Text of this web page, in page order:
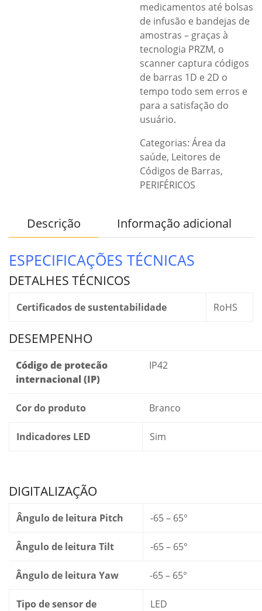
medicamentos até bolsas
de infusão e bandejas de
amostras – graças à
tecnologia PRZM, o
scanner captura códigos
de barras 1D e 2D o
tempo todo sem erros e
para a satisfação do
usuário.
Categorias: Área da
saúde, Leitores de
Códigos de Barras,
PERIFÉRICOS
Descrição Informação adicional
ESPECIFICAÇÕES TÉCNICAS
DETALHES TÉCNICOS
Certificados de sustentabilidade RoHS
DESEMPENHO
Código de protecão
internacional (IP)
IP42
Cor do produto Branco
Indicadores LED Sim
DIGITALIZAÇÃO
Ângulo de leitura Pitch -65 – 65°
Ângulo de leitura Tilt -65 – 65°
Ângulo de leitura Yaw -65 – 65°
Tipo de sensor de
LED